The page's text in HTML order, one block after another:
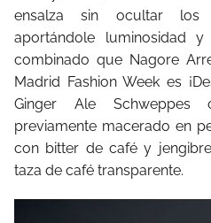
ensalza sin ocultar los
aportándole luminosidad
combinado que Nagore
Madrid Fashion Week es
Ginger Ale
previamente macerado en
con bitter de café y
taza de café transparente.